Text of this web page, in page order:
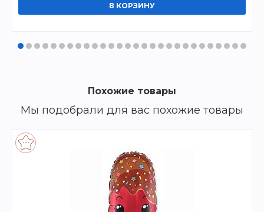
Похожие товары
Мы подобрали для вас похожие товары